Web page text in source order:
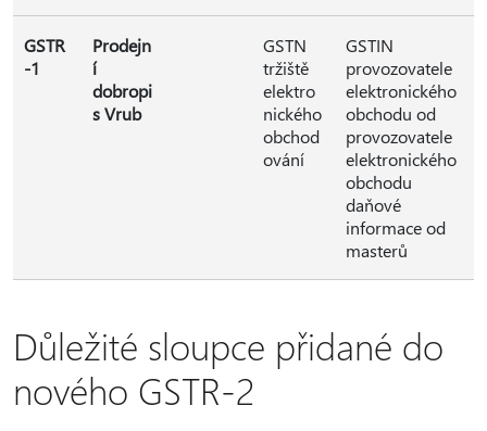
GSTR
-1
Prodejn
í
dobropi
s Vrub
GSTN
tržiště
elektro
nického
obchod
ování
GSTIN
provozovatele
elektronického
obchodu od
provozovatele
elektronického
obchodu
daňové
informace od
masterů
Důležité sloupce přidané do
nového GSTR-2